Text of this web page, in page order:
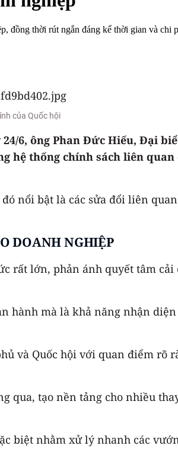
đồng thời rút ngắn đáng kể thời gian và chi
của Quốc hội
6, ông Phan Đức Hiếu, Đại
hệ thống chính sách liên
nổi bật là các sửa đổi liên
DOANH NGHIỆP
rất lớn, phản ánh quyết tâm cải
hành mà là khả năng nhận
và Quốc hội với quan điểm rõ
qua, tạo nền tảng cho nhiều
biệt nhằm xử lý nhanh các